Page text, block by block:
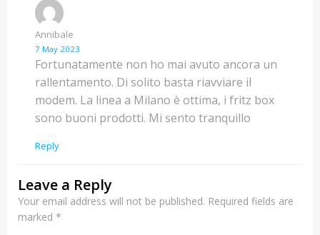
Annibale
7 May 2023
Fortunatamente non ho mai avuto ancora un
rallentamento. Di solito basta riavviare il
modem. La linea a Milano è ottima, i fritz box
sono buoni prodotti. Mi sento tranquillo
Reply
Leave a Reply
Your email address will not be published. Required fields are
marked *